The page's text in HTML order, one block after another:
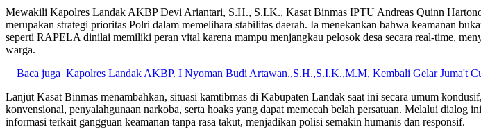
Mewakili Kapolres Landak AKBP Devi Ariantari, S.H., S.I.K., Kasat Binmas IPTU Andreas Quinn Hartono
merupakan strategi prioritas Polri dalam memelihara stabilitas daerah. Ia menekankan bahwa keamanan
seperti RAPELA dinilai memiliki peran vital karena mampu menjangkau pelosok desa secara real-time,
warga.
Baca juga Kapolres Landak AKBP. I Nyoman Budi Artawan.,S.H.,S.I.K.,M.M, Kembali Gelar Juma't
Lanjut Kasat Binmas menambahkan, situasi kamtibmas di Kabupaten Landak saat ini secara umum
konvensional, penyalahgunaan narkoba, serta hoaks yang dapat memecah belah persatuan. Melalui
informasi terkait gangguan keamanan tanpa rasa takut, menjadikan polisi semakin humanis dan responsif.